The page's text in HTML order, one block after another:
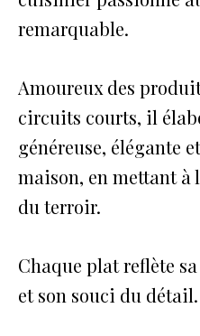
remarquable.
Amoureux des
circuits courts, il
généreuse, élégante
maison, en mettant à
du terroir.
Chaque plat reflète
et son souci du détail.